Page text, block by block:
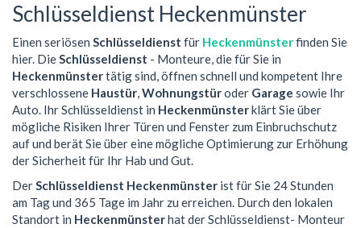
Schlüsseldienst Heckenmünster
Einen seriösen Schlüsseldienst für Heckenmünsterfinden Sie
hier. DieSchlüsseldienst - Monteure, die für Sie in
Heckenmünstertätig sind, öffnen schnell und kompetent Ihre
verschlossene Haustür,Wohnungstüroder Garage sowie Ihr
Auto. Ihr Schlüsseldienst in Heckenmünsterklärt Sie über
mögliche Risiken Ihrer Türen und Fenster zum Einbruchschutz
auf und berät Sie über eine mögliche Optimierung zur Erhöhung
der Sicherheit für Ihr Hab und Gut.
DerSchlüsseldienst Heckenmünster ist für Sie 24 Stunden
am Tag und 365 Tage im Jahr zu erreichen. Durch den lokalen
Standort in Heckenmünsterhat der Schlüsseldienst- Monteur